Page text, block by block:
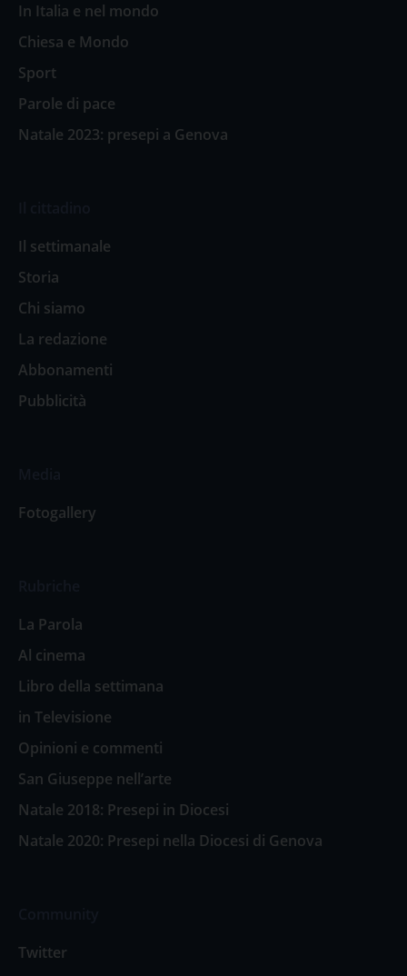
In Italia e nel mondo
Chiesa e Mondo
Sport
Parole di pace
Natale 2023: presepi a Genova
Il settimanale
Storia
Chi siamo
La redazione
Abbonamenti
Pubblicità
Fotogallery
La Parola
Al cinema
Libro della settimana
in Televisione
Opinioni e commenti
San Giuseppe nell’arte
Natale 2018: Presepi in Diocesi
Natale 2020: Presepi nella Diocesi di Genova
Twitter